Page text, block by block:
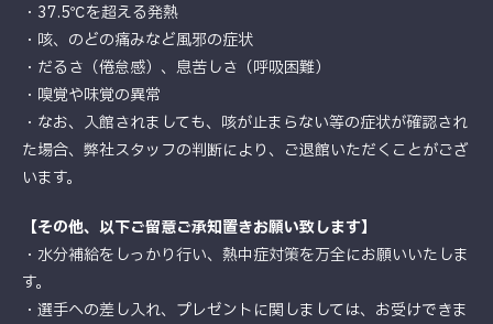
・37.5℃を超える発熱
・咳、のどの痛みなど風邪の症状
・だるさ（倦怠感）、息苦しさ（呼吸困難）
・嗅覚や味覚の異常
・なお、入館されましても、咳が止まらない等の症状が確認され
た場合、弊社スタッフの判断により、ご退館いただくことがござ
います。
【その他、以下ご留意ご承知置きお願い致します】
・水分補給をしっかり行い、熱中症対策を万全にお願いいたしま
す。
・選手への差し入れ、プレゼントに関しましては、お受けできま